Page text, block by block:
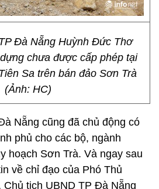
Đà Nẵng Huỳnh Đức Thơ
chưa được cấp phép tại
Sa trên bán đảo Sơn Trà
(Ảnh: HC)
Nẵng cũng đã chủ động có
phủ cho các bộ, ngành
hoạch Sơn Trà. Và ngay sau
về chỉ đạo của Phó Thủ
tịch UBND TP Đà Nẵng